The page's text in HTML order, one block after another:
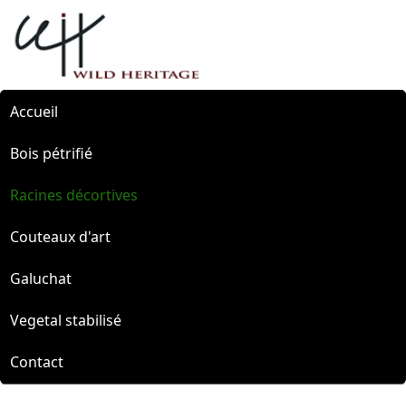
Accueil
Bois pétrifié
Racines décortives
Couteaux d'art
Galuchat
Vegetal stabilisé
Contact